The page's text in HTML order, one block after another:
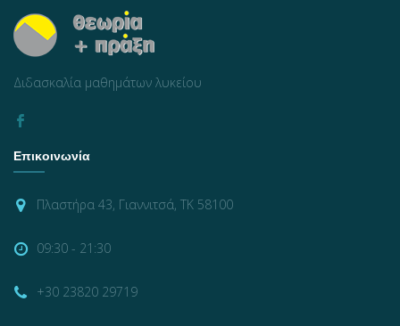
Διδασκαλία μαθημάτων λυκείου
Επικοινωνία
Πλαστήρα 43, Γιαννιτσά, ΤΚ 58100
09:30 - 21:30
+30 23820 29719